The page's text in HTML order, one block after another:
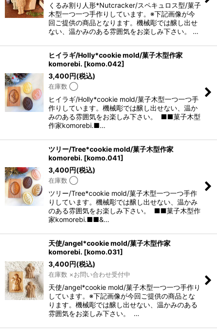
くるみ割り人形*Nutcracker/スペキュロス型/菓子
木型一つ一つ手作りしています。※下記画像が今
回ご提供の商品となります。機械彫では醸し出せ
ない、温かみのある雰囲気をお楽しみ下さい。 …
ヒイラギ/Holly*cookie mold/菓子木型作家
komorebi. [komo.042]
3,400円(税込)
在庫数 ◯
ヒイラギ/Holly*cookie mold/菓子木型一つ一つ手
作りしています。機械彫では醸し出せない、温か
みのある雰囲気をお楽しみ下さい。 ■■菓子木型
作家komorebi.■…
ツリー/Tree*cookie mold/菓子木型作家
komorebi. [komo.041]
3,400円(税込)
在庫数 ◯
ツリー/Tree*cookie mold/菓子木型一つ一つ手作
りしています。機械彫では醸し出せない、温かみ
のある雰囲気をお楽しみ下さい。 ■■菓子木型作
家komorebi.■■&…
天使/angel*cookie mold/菓子木型作家
komorebi. [komo.031]
3,400円(税込)
在庫数 ×お問い合わせ受付中
天使/angel*cookie mold/菓子木型一つ一つ手作り
しています。※下記画像が今回ご提供の商品とな
ります。機械彫では醸し出せない、温かみのある
雰囲気をお楽しみ下さい。 …